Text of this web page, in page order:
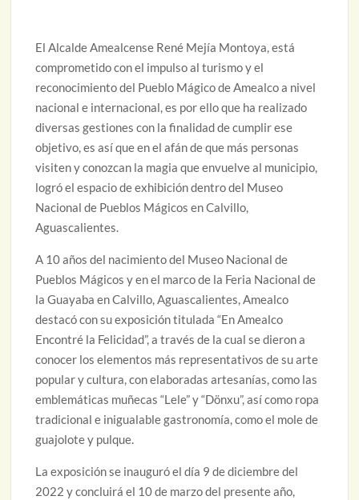
El Alcalde Amealcense René Mejía Montoya, está
comprometido con el impulso al turismo y el
reconocimiento del Pueblo Mágico de Amealco a nivel
nacional e internacional, es por ello que ha realizado
diversas gestiones con la finalidad de cumplir ese
objetivo, es así que en el afán de que más personas
visiten y conozcan la magia que envuelve al municipio,
logró el espacio de exhibición dentro del Museo
Nacional de Pueblos Mágicos en Calvillo,
Aguascalientes.
A 10 años del nacimiento del Museo Nacional de
Pueblos Mágicos y en el marco de la Feria Nacional de
la Guayaba en Calvillo, Aguascalientes, Amealco
destacó con su exposición titulada “En Amealco
Encontré la Felicidad”, a través de la cual se dieron a
conocer los elementos más representativos de su arte
popular y cultura, con elaboradas artesanías, como las
emblemáticas muñecas “Lele” y “Dönxu”, así como ropa
tradicional e inigualable gastronomía, como el mole de
guajolote y pulque.
La exposición se inauguró el día 9 de diciembre del
2022 y concluirá el 10 de marzo del presente año,